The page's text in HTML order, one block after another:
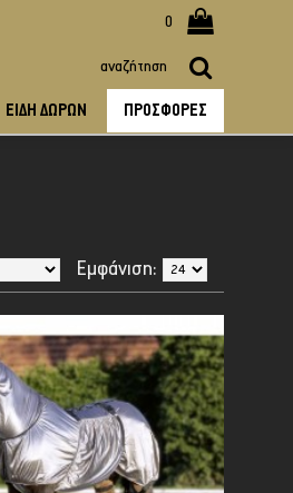
0
ΕΊΔΗ ΔΏΡΩΝ ΠΡΟΣΦΟΡΈΣ
Εμφάνιση: